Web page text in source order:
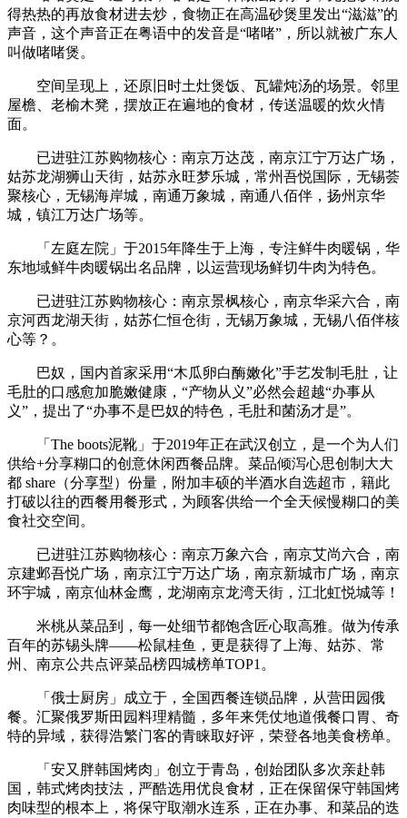
得热热的再放食材进去炒，食物正在高温砂煲里发出“滋滋”的
声音，这个声音正在粤语中的发音是“啫啫”，所以就被广东人
叫做啫啫煲。
空间呈现上，还原旧时土灶煲饭、瓦罐炖汤的场景。邻里
屋檐、老榆木凳，摆放正在遍地的食材，传送温暖的炊火情
面。
已进驻江苏购物核心：南京万达茂，南京江宁万达广场，
姑苏龙湖狮山天街，姑苏永旺梦乐城，常州吾悦国际，无锡荟
聚核心，无锡海岸城，南通万象城，南通八佰伴，扬州京华
城，镇江万达广场等。
「左庭左院」于2015年降生于上海，专注鲜牛肉暖锅，华
东地域鲜牛肉暖锅出名品牌，以运营现场鲜切牛肉为特色。
已进驻江苏购物核心：南京景枫核心，南京华采六合，南
京河西龙湖天街，姑苏仁恒仓街，无锡万象城，无锡八佰伴核
心等？。
巴奴，国内首家采用“木瓜卵白酶嫩化”手艺发制毛肚，让
毛肚的口感愈加脆嫩健康，“产物从义”必然会超越“办事从
义”，提出了“办事不是巴奴的特色，毛肚和菌汤才是”。
「The boots泥靴」于2019年正在武汉创立，是一个为人们
供给+分享糊口的创意休闲西餐品牌。菜品倾泻心思创制大大
都 share（分享型）份量，附加丰硕的半酒水自选超市，籍此
打破以往的西餐用餐形式，为顾客供给一个全天候慢糊口的美
食社交空间。
已进驻江苏购物核心：南京万象六合，南京艾尚六合，南
京建邺吾悦广场，南京江宁万达广场，南京新城市广场，南京
环宇城，南京仙林金鹰，龙湖南京龙湾天街，江北虹悦城等！
米桃从菜品到，每一处细节都饱含匠心取高雅。做为传承
百年的苏锡头牌——松鼠桂鱼，更是获得了上海、姑苏、常
州、南京公共点评菜品榜四城榜单TOP1。
「俄士厨房」成立于，全国西餐连锁品牌，从营田园俄
餐。汇聚俄罗斯田园料理精髓，多年来凭仗地道俄餐口胃、奇
特的异域，获得浩繁门客的青睐取好评，荣登各地美食榜单。
「安又胖韩国烤肉」创立于青岛，创始团队多次亲赴韩
国，韩式烤肉技法，严酷选用优良食材，正在保留保守韩国烤
肉味型的根本上，将保守取潮水连系，正在办事、和菜品的迭